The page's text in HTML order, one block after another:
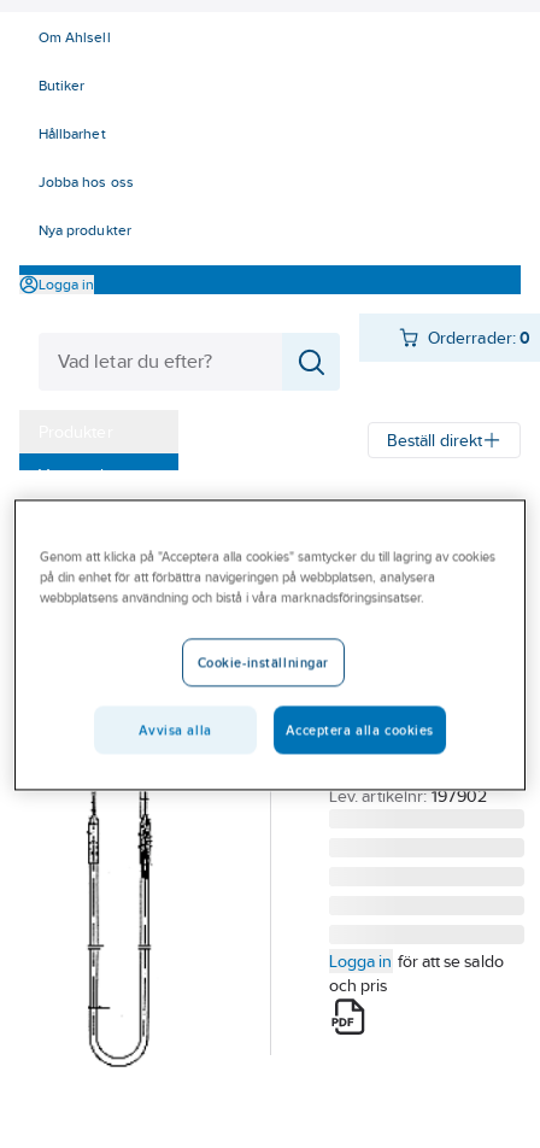
Om Ahlsell
Butiker
Hållbarhet
Jobba hos oss
Nya produkter
Logga in
Orderrader:0
Varumärken
Outlet
Branscher
Beställ direkt
ECO MODINE
CDC & MTE
ECO VÄRMESTAV CTE
197902 197902
Lev. artikelnr: 197902
Logga in för att se saldo
och pris
Genom att klicka på "Acceptera alla cookies" samtycker du till lagring av cookies
på din enhet för att förbättra navigeringen på webbplatsen, analysera
webbplatsens användning och bistå i våra marknadsföringsinsatser.
Cookie-inställningar
Avvisa alla Acceptera alla cookies